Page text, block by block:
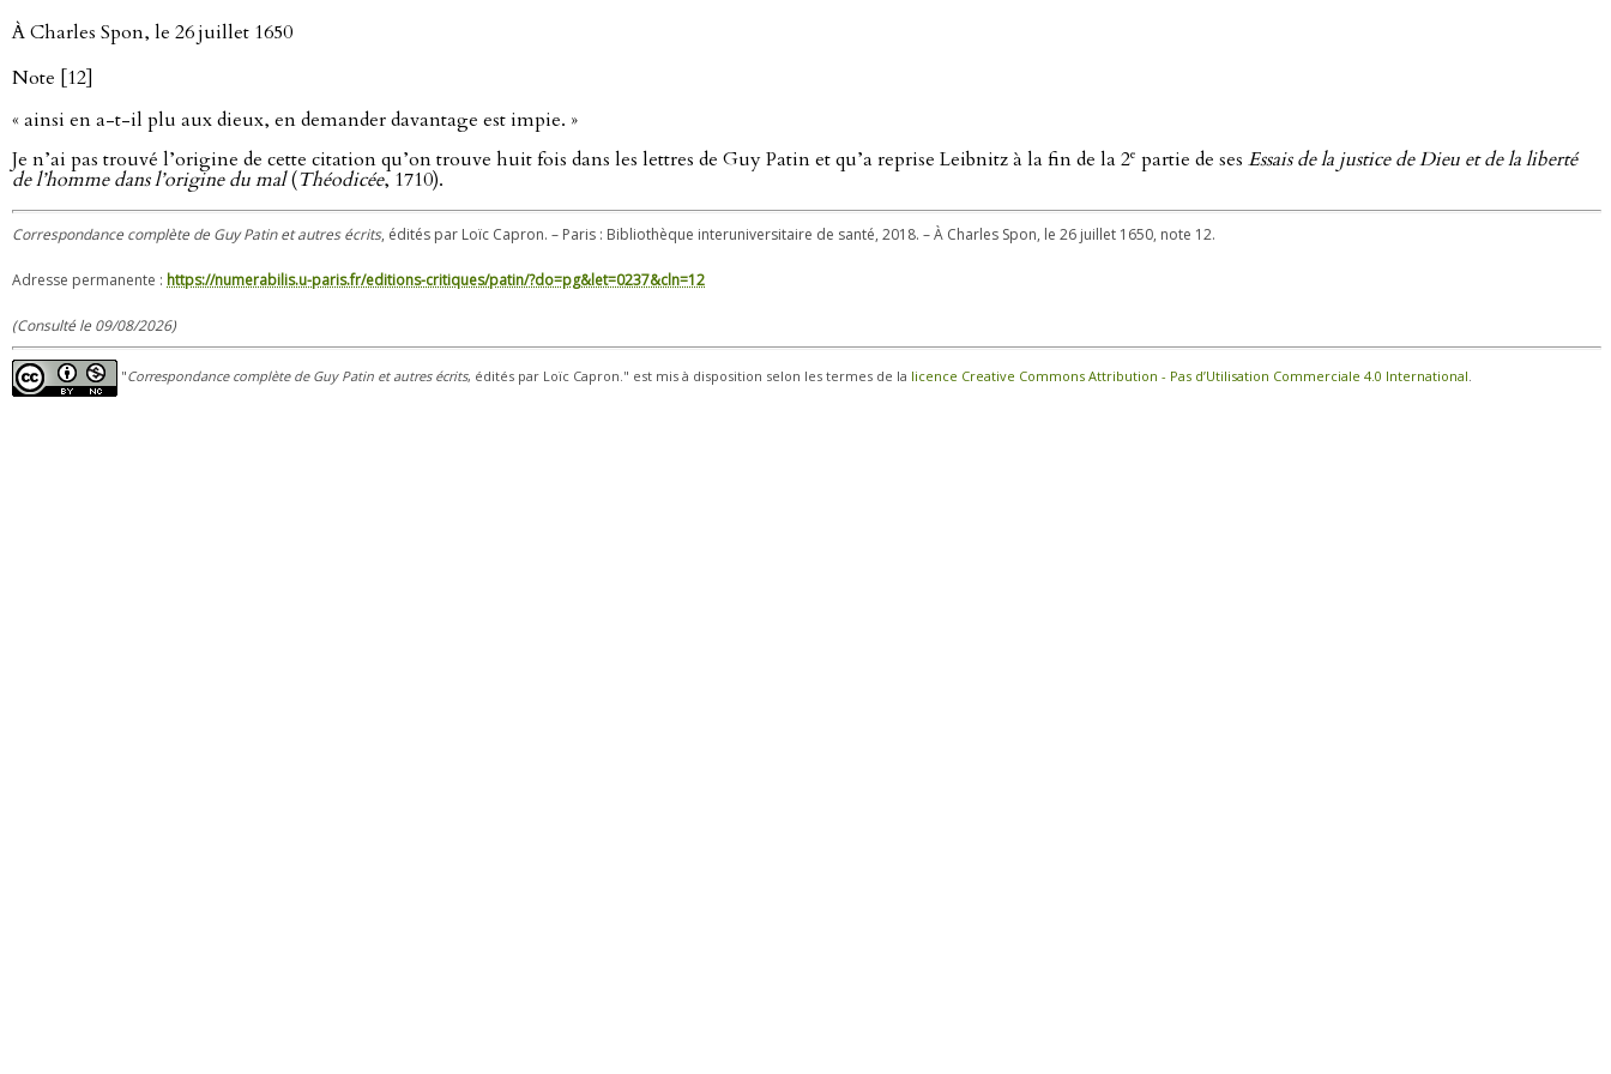
À Charles Spon, le 26 juillet 1650
Note [12]
« ainsi en a-t-il plu aux dieux, en demander davantage est impie. »
Je n’ai pas trouvé l’origine de cette citation qu’on trouve huit fois dans les lettres de Guy Patin et qu’a reprise Leibnitz à la fin de la 2e partie de ses Essais de la justice de Dieu et de la liberté
de l’homme dans l’origine du mal(Théodicée, 1710).
Correspondance complète de Guy Patin et autres écrits, édités par Loïc Capron. – Paris : Bibliothèque interuniversitaire de santé, 2018. – À Charles Spon, le 26 juillet 1650, note 12.
Adresse permanente : https://numerabilis.u-paris.fr/editions-critiques/patin/?do=pg&let=0237&cln=12
(Consulté le 09/08/2026)
"Correspondance complète de Guy Patin et autres écrits, édités par Loïc Capron." est mis à disposition selon les termes de la licence Creative Commons Attribution - Pas d’Utilisation Commerciale 4.0 International.